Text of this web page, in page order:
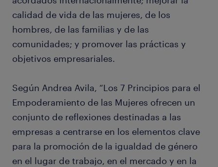
calidad de vida de las mujeres, de los
hombres, de las familias y de las
comunidades; y promover las prácticas y
objetivos empresariales.
Según Andrea Avila, “Los 7 Principios para el
Empoderamiento de las Mujeres ofrecen un
conjunto de reflexiones destinadas a las
empresas a centrarse en los elementos clave
para la promoción de la igualdad de género
en el lugar de trabajo, en el mercado y en la